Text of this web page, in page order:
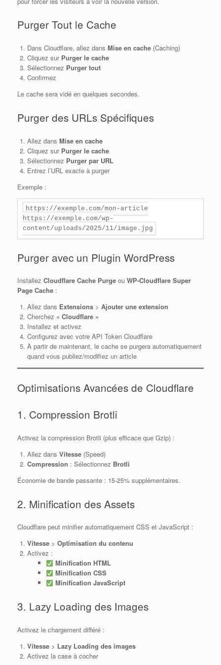
Purger Tout le Cache
Dans Cloudflare, allez dans Mise en cache(Caching)
Cliquez sur Purger le cache
Sélectionnez Purger tout
Confirmez
Le cache sera vidé en quelques secondes.
Purger des URLs Spécifiques
Allez dans Mise en cache
Cliquez sur Purger le cache
Sélectionnez Purger par URL
Entrez l’URL exacte à purger
Exemple :
https://exemple.com/mon-article
https://exemple.com/wp-
content/uploads/2025/11/image.jpg
Purger avec un Plugin WordPress
Installez Cloudflare Cache Purge ou WP-Cloudflare Super
Page Cache :
Allez dans Extensions> Ajouter une extension
Cherchez « Cloudflare »
Installez et activez
Configurez avec votre API Token Cloudflare
À partir de maintenant, le cache se purgera automatiquement
quand vous publiez/modifiez un article
Optimisations Avancées de Cloudflare
1. Compression Brotli
Activez la compression Brotli (plus efficace que Gzip) :
Allez dans Vitesse(Speed)
Compression : Sélectionnez Brotli
Économie de bande passante : 15-25% supplémentaires.
2. Minification des Assets
Cloudflare peut minifier automatiquement CSS et JavaScript :
Vitesse> Optimisation du contenu
Activez :
Minification HTML
Minification CSS
Minification JavaScript
3. Lazy Loading des Images
Activez le chargement différé :
Vitesse> Lazy Loading des images
Activez la case à cocher